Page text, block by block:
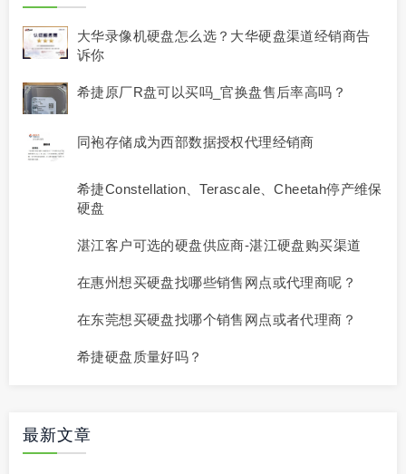
大华录像机硬盘怎么选？大华硬盘渠道经销商告
诉你
希捷原厂R盘可以买吗_官换盘售后率高吗？
同袍存储成为西部数据授权代理经销商
希捷Constellation、Terascale、Cheetah停产维保
硬盘
湛江客户可选的硬盘供应商-湛江硬盘购买渠道
在惠州想买硬盘找哪些销售网点或代理商呢？
在东莞想买硬盘找哪个销售网点或者代理商？
希捷硬盘质量好吗？
最新文章